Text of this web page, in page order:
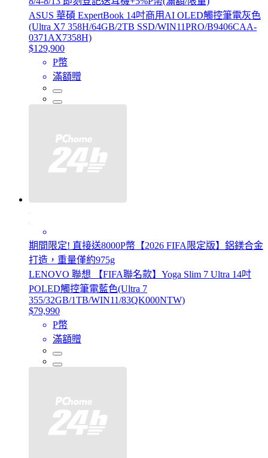
ASUS 華碩 ExpertBook 14吋商用AI OLED觸控筆電灰色
(Ultra X7 358H/64GB/2TB SSD/WIN11PRO/B9406CAA-
0371AX7358H)
$129,900
P幣
滿額贈
期間限定! 直接送8000P幣【2026 FIFA限定版】鋁鎂合金
打造，重量僅約975g
LENOVO 聯想 【FIFA聯名款】Yoga Slim 7 Ultra 14吋
POLED觸控筆電藍色(Ultra 7
355/32GB/1TB/WIN11/83QK000NTW)
$79,990
P幣
滿額贈